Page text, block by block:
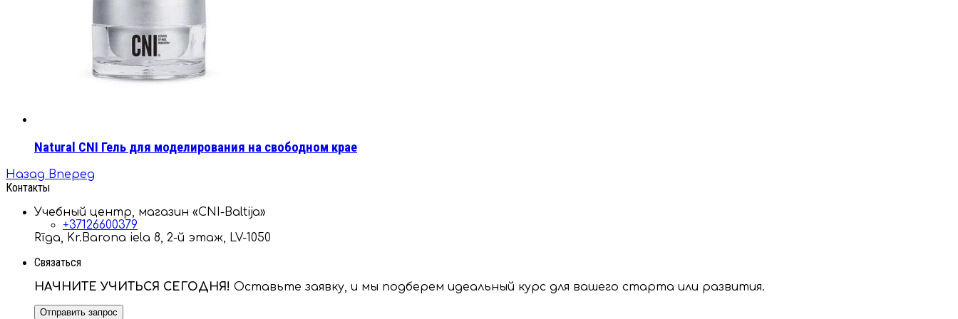
Natural CNI Гель для моделирования на свободном крае
Назад Вперед
Контакты
Учебный центр, магазин «CNI-Baltija»
+37126600379
Rīga, Kr.Barona iela 8, 2-й этаж, LV-1050
Связаться
НАЧНИТЕ УЧИТЬСЯ СЕГОДНЯ! Оставьте заявку, и мы подберем идеальный курс для вашего старта или развития.
Отправить запрос